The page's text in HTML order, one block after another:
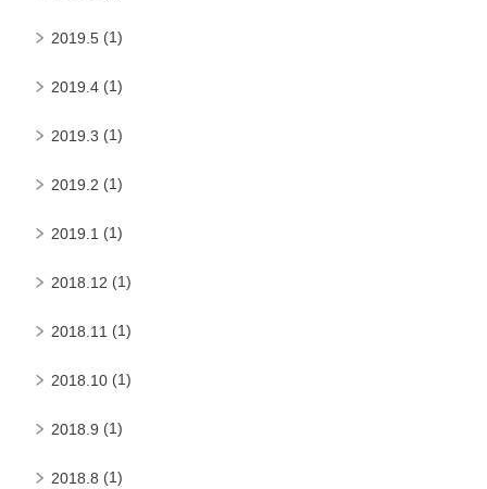
2019.5 (1)
2019.4 (1)
2019.3 (1)
2019.2 (1)
2019.1 (1)
2018.12 (1)
2018.11 (1)
2018.10 (1)
2018.9 (1)
2018.8 (1)